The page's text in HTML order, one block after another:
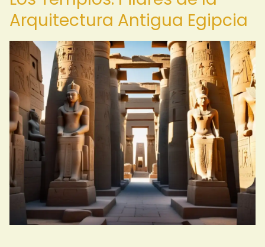
Arquitectura Antigua Egipcia